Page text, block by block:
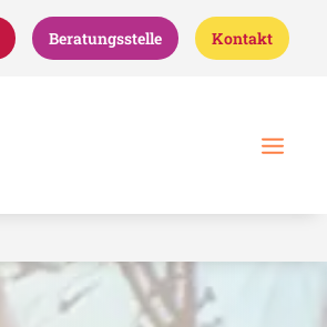
Beratungsstelle Kontakt